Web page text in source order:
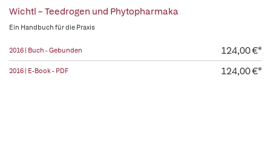
Wichtl – Teedrogen und Phytopharmaka
Ein Handbuch für die Praxis
2016 | Buch - Gebunden 124,00 €*
2016 | E-Book - PDF 124,00 €*